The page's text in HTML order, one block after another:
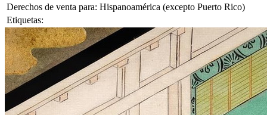
Derechos de venta para: Hispanoamérica (excepto Puerto Rico)
Etiquetas: